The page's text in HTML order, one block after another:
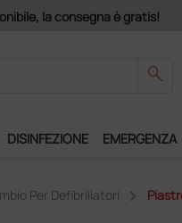
search
DISINFEZIONE EMERGENZA
Per Defibrillatori